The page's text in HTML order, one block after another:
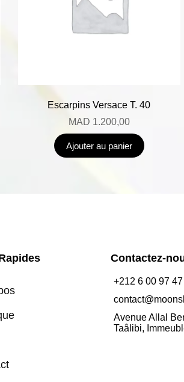
Escarpins Versace T. 40
MAD 1.200,00
Ajouter au panier
Contactez-
+212 6 00 97
Avenue Allal
Taâlibi,